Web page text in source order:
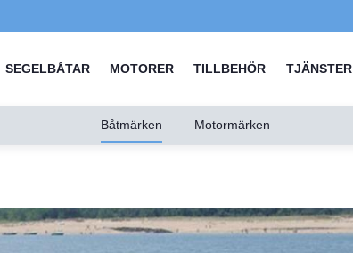
SEGELBÅTAR MOTORER TILLBEHÖR TJÄNSTER
Båtmärken Motormärken